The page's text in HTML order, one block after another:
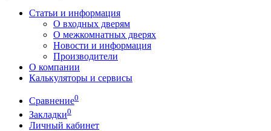
Статьи и информация
О входных дверям
О межкомнатных дверях
Новости и информация
Производители
О компании
Калькуляторы и сервисы
Сравнение0
Закладки0
Личный кабинет